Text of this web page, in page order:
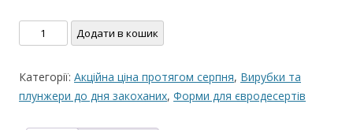
99,00 ₴рн. 40,00 ₴рн.
Металеві
форми
кількість
Додати в кошик
Категорії: Акційна ціна протягом серпня, Вирубки та
плунжери до дня закоханих, Форми для євродесертів